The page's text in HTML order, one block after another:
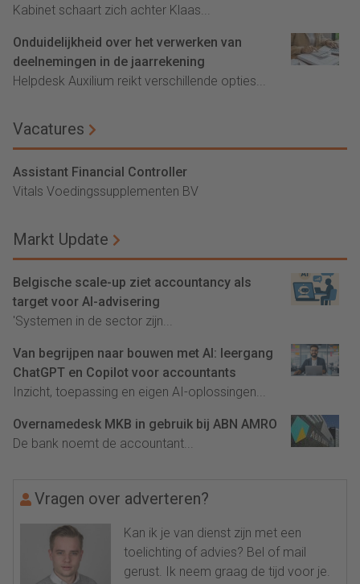
Kabinet schaart zich achter Klaas...
Onduidelijkheid over het verwerken van
deelnemingen in de jaarrekening
Helpdesk Auxilium reikt verschillende opties...
Vacatures
Assistant Financial Controller
Vitals Voedingssupplementen BV
Markt Update
Belgische scale-up ziet accountancy als
target voor AI-advisering
'Systemen in de sector zijn...
Van begrijpen naar bouwen met AI: leergang
ChatGPT en Copilot voor accountants
Inzicht, toepassing en eigen AI-oplossingen...
Overnamedesk MKB in gebruik bij ABN AMRO
De bank noemt de accountant...
Vragen over adverteren?
Kan ik je van dienst zijn met een
toelichting of advies? Bel of mail
gerust. Ik neem graag de tijd voor je.